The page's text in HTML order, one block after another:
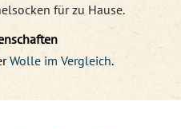
für zu Hause.
Wolle im Vergleich.